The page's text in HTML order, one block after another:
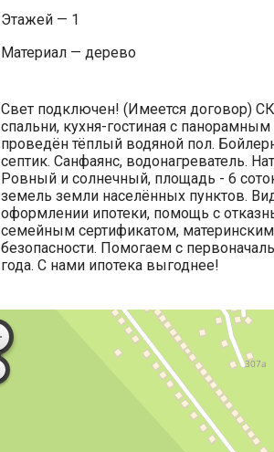
Этажей — 1
Материал — дерево
Свет подключен! (Имеется договор)
спальни, кухня-гостиная с
проведён тёплый водяной пол.
септик. Санфаянс, водонагреватель.
Ровный и солнечный, площадь - 6
земель земли населённых пунктов.
оформлении ипотеки, помощь с
семейным сертификатом,
безопасности. Помогаем с
года. С нами ипотека выгоднее!